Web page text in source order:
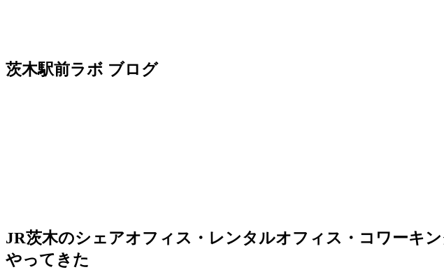
茨木駅前ラボ ブログ
JR茨木のシェアオフィス・レンタルオフィス・コワーキ
やってきた